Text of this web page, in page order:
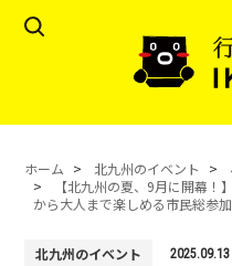
ホーム 北九州のイベント
【北九州の夏、9月に開幕
から大人まで楽しめる市民総参
北九州のイベント 2025.09.13